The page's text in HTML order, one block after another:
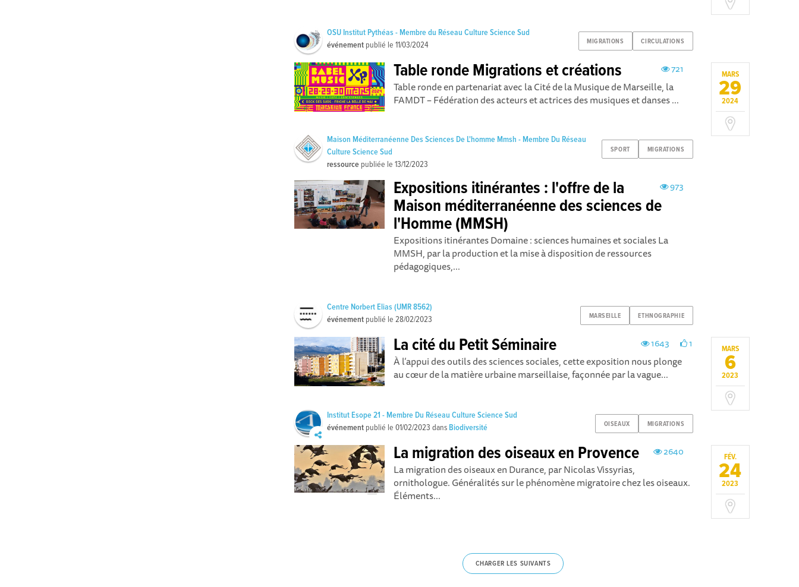
MIGRATIONS CIRCULATIONS
OSU Institut Pythéas - Membre du Réseau Culture Science Sud
événement publié le11/03/2024
MARS
29
2024
721
Table ronde Migrations et créations
Table ronde en partenariat avec la Cité de la Musique de Marseille, la
FAMDT – Fédération des acteurs et actrices des musiques et danses ...
SPORT MIGRATIONS
Maison Méditerranéenne Des Sciences De L'homme Mmsh - Membre Du Réseau
Culture Science Sud
ressource publiée le13/12/2023
973
Expositions itinérantes : l'offre de la
Maison méditerranéenne des sciences de
l'Homme (MMSH)
Expositions itinérantes Domaine : sciences humaines et sociales La
MMSH, par la production et la mise à disposition de ressources
pédagogiques,...
MARSEILLE ETHNOGRAPHIE
Centre Norbert Elias (UMR 8562)
événement publié le28/02/2023
MARS
6
2023
1643 1
La cité du Petit Séminaire
À l’appui des outils des sciences sociales, cette exposition nous plonge
au cœur de la matière urbaine marseillaise, façonnée par la vague...
OISEAUX MIGRATIONS
Institut Esope 21 - Membre Du Réseau Culture Science Sud
événement publié le01/02/2023 dans Biodiversité
FÉV.
24
2023
2640
La migration des oiseaux en Provence
La migration des oiseaux en Durance, par Nicolas Vissyrias,
ornithologue. Généralités sur le phénomène migratoire chez les oiseaux.
Éléments...
CHARGER LES SUIVANTS